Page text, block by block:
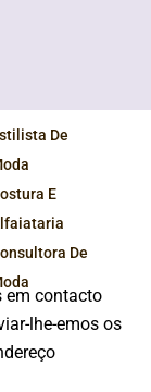
De
E
De
em contacto
lhe-emos os